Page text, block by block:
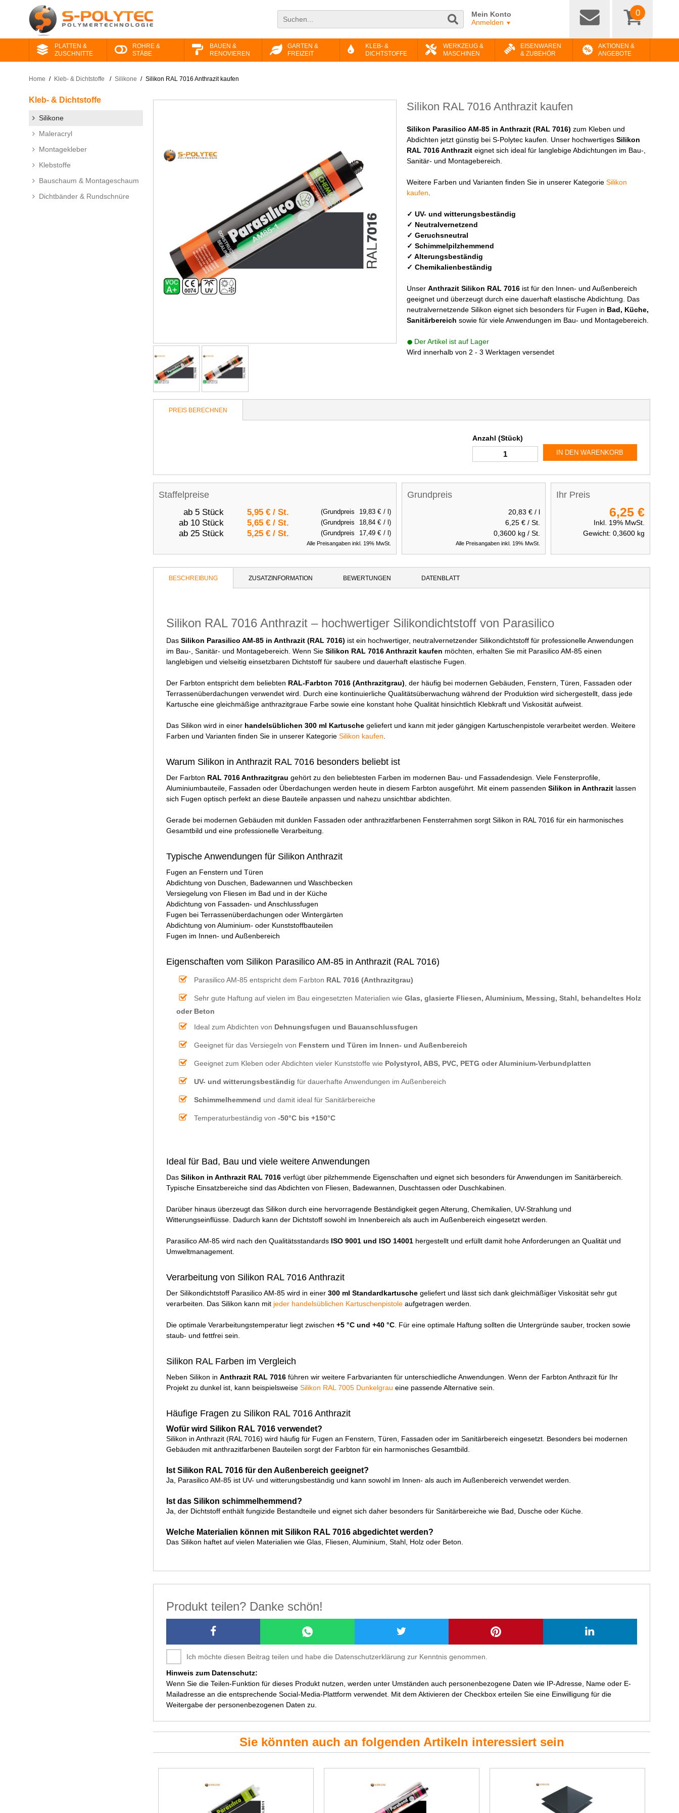
Mein Konto
Anmelden ▼
0
PLATTEN &
ZUSCHNITTE
ROHRE &
STÄBE
BAUEN &
RENOVIEREN
GARTEN &
FREIZEIT
KLEB- &
DICHTSTOFFE
WERKZEUG &
MASCHINEN
EISENWAREN
& ZUBEHÖR
AKTIONEN &
ANGEBOTE
Home / Kleb- & Dichtstoffe / Silikone / Silikon RAL 7016 Anthrazit kaufen
Kleb- & Dichtstoffe
Silikone
Maleracryl
Montagekleber
Klebstoffe
Bauschaum & Montageschaum
Dichtbänder & Rundschnüre
Silikon RAL 7016 Anthrazit kaufen
Silikon Parasilico AM-85 in Anthrazit (RAL 7016) zum Kleben und
Abdichten jetzt günstig bei S-Polytec kaufen. Unser hochwertiges Silikon
RAL 7016 Anthrazit eignet sich ideal für langlebige Abdichtungen im Bau-,
Sanitär- und Montagebereich.
Weitere Farben und Varianten finden Sie in unserer Kategorie Silikon
kaufen
✓ UV- und witterungsbeständig
✓ Neutralvernetzend
✓ Geruchsneutral
✓ Schimmelpilzhemmend
✓ Alterungsbeständig
✓ Chemikalienbeständig
Unser Anthrazit Silikon RAL 7016 ist für den Innen- und Außenbereich
geeignet und überzeugt durch eine dauerhaft elastische Abdichtung. Das
neutralvernetzende Silikon eignet sich besonders für Fugen in Bad, Küche,
Sanitärbereich sowie für viele Anwendungen im Bau- und Montagebereich.
Der Artikel ist auf Lager
Wird innerhalb von 2 - 3 Werktagen versendet
PREIS BERECHNEN
Anzahl (Stück)
IN DEN WARENKORB
Staffelpreise
ab 5 Stück 5,95 € / St. (Grundpreis 19,83 € / l)
ab 10 Stück 5,65 € / St. (Grundpreis 18,84 € / l)
ab 25 Stück 5,25 € / St. (Grundpreis 17,49 € / l)
Alle Preisangaben inkl. 19% MwSt.
Grundpreis
20,83 € / l
6,25 € / St.
0,3600 kg / St.
Alle Preisangaben inkl. 19% MwSt.
Ihr Preis
6,25 €
Inkl. 19% MwSt.
Gewicht: 0,3600kg
BESCHREIBUNG ZUSATZINFORMATION BEWERTUNGEN DATENBLATT
Silikon RAL 7016 Anthrazit – hochwertiger Silikondichtstoff von Parasilico
Das Silikon Parasilico AM-85 in Anthrazit (RAL 7016) ist ein hochwertiger, neutralvernetzender Silikondichtstoff für professionelle Anwendungen
im Bau-, Sanitär- und Montagebereich. Wenn Sie Silikon RAL 7016 Anthrazit kaufen möchten, erhalten Sie mit Parasilico AM-85 einen
langlebigen und vielseitig einsetzbaren Dichtstoff für saubere und dauerhaft elastische Fugen.
Der Farbton entspricht dem beliebten RAL-Farbton 7016 (Anthrazitgrau), der häufig bei modernen Gebäuden, Fenstern, Türen, Fassaden oder
Terrassenüberdachungen verwendet wird. Durch eine kontinuierliche Qualitätsüberwachung während der Produktion wird sichergestellt, dass jede
Kartusche eine gleichmäßige anthrazitgraue Farbe sowie eine konstant hohe Qualität hinsichtlich Klebkraft und Viskosität aufweist.
Das Silikon wird in einer handelsüblichen 300 ml Kartusche geliefert und kann mit jeder gängigen Kartuschenpistole verarbeitet werden. Weitere
Farben und Varianten finden Sie in unserer Kategorie Silikon kaufen.
Warum Silikon in Anthrazit RAL 7016 besonders beliebt ist
Der Farbton RAL 7016 Anthrazitgrau gehört zu den beliebtesten Farben im modernen Bau- und Fassadendesign. Viele Fensterprofile,
Aluminiumbauteile, Fassaden oder Überdachungen werden heute in diesem Farbton ausgeführt. Mit einem passenden Silikon in Anthrazit lassen
sich Fugen optisch perfekt an diese Bauteile anpassen und nahezu unsichtbar abdichten.
Gerade bei modernen Gebäuden mit dunklen Fassaden oder anthrazitfarbenen Fensterrahmen sorgt Silikon in RAL 7016 für ein harmonisches
Gesamtbild und eine professionelle Verarbeitung.
Typische Anwendungen für Silikon Anthrazit
Fugen an Fenstern und Türen
Abdichtung von Duschen, Badewannen und Waschbecken
Versiegelung von Fliesen im Bad und in der Küche
Abdichtung von Fassaden- und Anschlussfugen
Fugen bei Terrassenüberdachungen oder Wintergärten
Abdichtung von Aluminium- oder Kunststoffbauteilen
Fugen im Innen- und Außenbereich
Eigenschaften vom Silikon Parasilico AM-85 in Anthrazit (RAL 7016)
Parasilico AM-85 entspricht dem Farbton RAL 7016 (Anthrazitgrau)
Sehr gute Haftung auf vielen im Bau eingesetzten Materialien wie Glas, glasierte Fliesen, Aluminium, Messing, Stahl, behandeltes Holz
oder Beton
Ideal zum Abdichten von Dehnungsfugen und Bauanschlussfugen
Geeignet für das Versiegeln von Fenstern und Türen im Innen- und Außenbereich
Geeignet zum Kleben oder Abdichten vieler Kunststoffe wie Polystyrol, ABS, PVC, PETG oder Aluminium-Verbundplatten
UV- und witterungsbeständig für dauerhafte Anwendungen im Außenbereich
Schimmelhemmend und damit ideal für Sanitärbereiche
Temperaturbeständig von -50°C bis +150°C
Ideal für Bad, Bau und viele weitere Anwendungen
Das Silikon in Anthrazit RAL 7016 verfügt über pilzhemmende Eigenschaften und eignet sich besonders für Anwendungen im Sanitärbereich.
Typische Einsatzbereiche sind das Abdichten von Fliesen, Badewannen, Duschtassen oder Duschkabinen.
Darüber hinaus überzeugt das Silikon durch eine hervorragende Beständigkeit gegen Alterung, Chemikalien, UV-Strahlung und
Witterungseinflüsse. Dadurch kann der Dichtstoff sowohl im Innenbereich als auch im Außenbereich eingesetzt werden.
Parasilico AM-85 wird nach den Qualitätsstandards ISO 9001 und ISO 14001 hergestellt und erfüllt damit hohe Anforderungen an Qualität und
Umweltmanagement.
Verarbeitung von Silikon RAL 7016 Anthrazit
Der Silikondichtstoff Parasilico AM-85 wird in einer 300 ml Standardkartusche geliefert und lässt sich dank gleichmäßiger Viskosität sehr gut
verarbeiten. Das Silikon kann mit jeder handelsüblichen Kartuschenpistole aufgetragen werden.
Die optimale Verarbeitungstemperatur liegt zwischen +5 °C und +40 °C. Für eine optimale Haftung sollten die Untergründe sauber, trocken sowie
staub- und fettfrei sein.
Silikon RAL Farben im Vergleich
Neben Silikon in Anthrazit RAL 7016 führen wir weitere Farbvarianten für unterschiedliche Anwendungen. Wenn der Farbton Anthrazit für Ihr
Projekt zu dunkel ist, kann beispielsweise Silikon RAL 7005 Dunkelgrau eine passende Alternative sein.
Häufige Fragen zu Silikon RAL 7016 Anthrazit
Wofür wird Silikon RAL 7016 verwendet?
Silikon in Anthrazit (RAL 7016) wird häufig für Fugen an Fenstern, Türen, Fassaden oder im Sanitärbereich eingesetzt. Besonders bei modernen
Gebäuden mit anthrazitfarbenen Bauteilen sorgt der Farbton für ein harmonisches Gesamtbild.
Ist Silikon RAL 7016 für den Außenbereich geeignet?
Ja, Parasilico AM-85 ist UV- und witterungsbeständig und kann sowohl im Innen- als auch im Außenbereich verwendet werden.
Ist das Silikon schimmelhemmend?
Ja, der Dichtstoff enthält fungizide Bestandteile und eignet sich daher besonders für Sanitärbereiche wie Bad, Dusche oder Küche.
Welche Materialien können mit Silikon RAL 7016 abgedichtet werden?
Das Silikon haftet auf vielen Materialien wie Glas, Fliesen, Aluminium, Stahl, Holz oder Beton.
Produkt teilen? Danke schön!
Ich möchte diesen Beitrag teilen und habe die Datenschutzerklärung zur Kenntnis genommen.
Hinweis zum Datenschutz:
Wenn Sie die Teilen-Funktion für dieses Produkt nutzen, werden unter Umständen auch personenbezogene Daten wie IP-Adresse, Name oder E-
Mailadresse an die entsprechende Social-Media-Plattform verwendet. Mit dem Aktivieren der Checkbox erteilen Sie eine Einwilligung für die
Weitergabe der personenbezogenen Daten zu.
Sie könnten auch an folgenden Artikeln interessiert sein